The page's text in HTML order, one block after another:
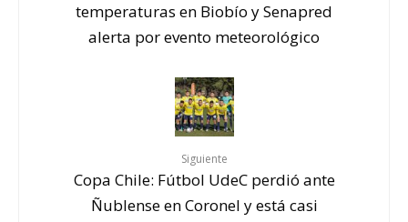
temperaturas en Biobío y Senapred
alerta por evento meteorológico
Siguiente
Copa Chile: Fútbol UdeC perdió ante
Ñublense en Coronel y está casi